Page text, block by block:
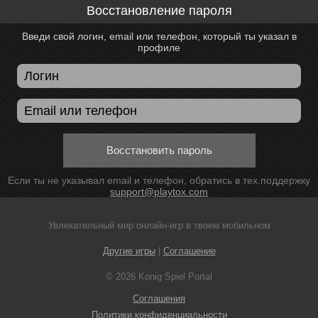
Восстановление пароля
Введи свой логин, email или телефон, который ты указал в
профиле
Восстановить пароль
Если ты не указывал email и телефон, обратись в тех.поддержку
support@playtox.com
Увлекательный мир онлайн-игр в твоем мобильном
Другие игры| Соглашение
© 2026 Konig Spiel Portal
Соглашения
Политики конфиденциальности